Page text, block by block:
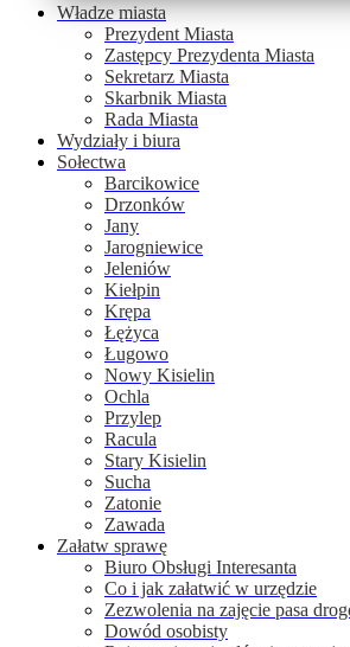
Władze miasta
Prezydent Miasta
Zastępcy Prezydenta Miasta
Sekretarz Miasta
Skarbnik Miasta
Rada Miasta
Wydziały i biura
Sołectwa
Barcikowice
Drzonków
Jany
Jarogniewice
Jeleniów
Kiełpin
Krępa
Łężyca
Ługowo
Nowy Kisielin
Ochla
Przylep
Racula
Stary Kisielin
Sucha
Zatonie
Zawada
Załatw sprawę
Biuro Obsługi Interesanta
Co i jak załatwić w urzędzie
Zezwolenia na zajęcie pasa
Dowód osobisty